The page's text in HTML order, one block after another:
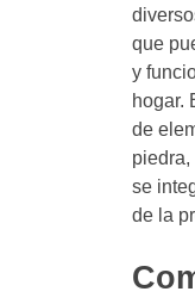
que
y
hogar.
de
piedra,
se
de la